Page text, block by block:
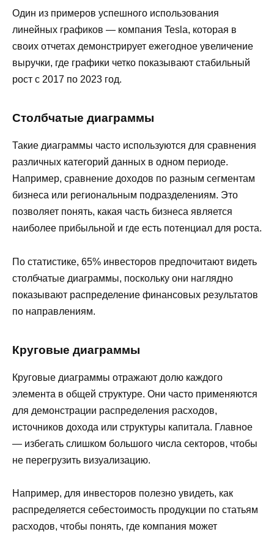
Один из примеров успешного использования
линейных графиков — компания Tesla, которая в
своих отчетах демонстрирует ежегодное увеличение
выручки, где графики четко показывают стабильный
рост с 2017 по 2023 год.
Столбчатые диаграммы
Такие диаграммы часто используются для сравнения
различных категорий данных в одном периоде.
Например, сравнение доходов по разным сегментам
бизнеса или региональным подразделениям. Это
позволяет понять, какая часть бизнеса является
наиболее прибыльной и где есть потенциал для роста.
По статистике, 65% инвесторов предпочитают видеть
столбчатые диаграммы, поскольку они наглядно
показывают распределение финансовых результатов
по направлениям.
Круговые диаграммы
Круговые диаграммы отражают долю каждого
элемента в общей структуре. Они часто применяются
для демонстрации распределения расходов,
источников дохода или структуры капитала. Главное
— избегать слишком большого числа секторов, чтобы
не перегрузить визуализацию.
Например, для инвесторов полезно увидеть, как
распределяется себестоимость продукции по статьям
расходов, чтобы понять, где компания может